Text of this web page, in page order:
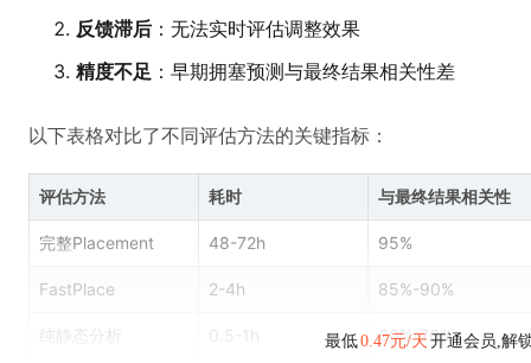
反馈滞后 ：无法实时评估调整效果
精度不足 ：早期拥塞预测与最终结果相关性差
以下表格对比了不同评估方法的关键指标：
评估方法 耗时 与最终结果相关性
完整Placement 48-72h 95%
FastPlace 2-4h 85%-90%
纯静态分析 0.5-1h 60%-70%
最低0.47元/天 开通会员,解